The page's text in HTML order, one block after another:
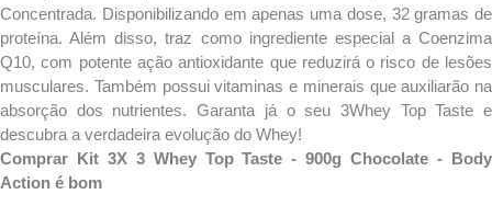
Concentrada. Disponibilizando em apenas uma dose, 32 gramas de
proteína. Além disso, traz como ingrediente especial a Coenzima
Q10, com potente ação antioxidante que reduzirá o risco de lesões
musculares. Também possui vitaminas e minerais que auxiliarão na
absorção dos nutrientes. Garanta já o seu 3Whey Top Taste e
descubra a verdadeira evolução do Whey!
Comprar Kit 3X 3 Whey Top Taste - 900g Chocolate - Body
Action é bom